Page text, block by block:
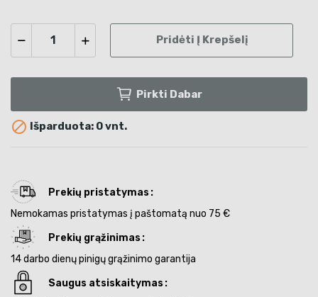
Pridėti Į Krepšelį
Pirkti Dabar
 Išparduota: 0 vnt.
Prekių pristatymas
Nemokamas pristatymas į paštomatą nuo 75 €
Prekių grąžinimas
14 darbo dienų pinigų grąžinimo garantija
Saugus atsiskaitymas